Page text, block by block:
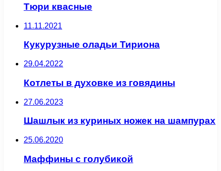
Тюри квасные
11.11.2021
Кукурузные оладьи Тириона
29.04.2022
Котлеты в духовке из говядины
27.06.2023
Шашлык из куриных ножек на шампурах
25.06.2020
Маффины с голубикой